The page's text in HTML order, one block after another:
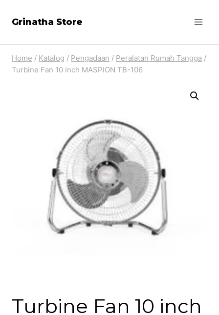
Grinatha Store
Home / Katalog / Pengadaan / Peralatan Rumah Tangga /
Turbine Fan 10 inch MASPION TB-106
Turbine Fan 10 inch